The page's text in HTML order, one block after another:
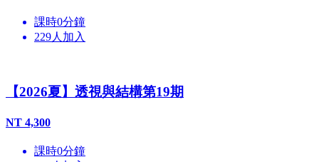
課時0分鐘
229人加入
【2026夏】透視與結構第19期
NT 4,300
課時0分鐘